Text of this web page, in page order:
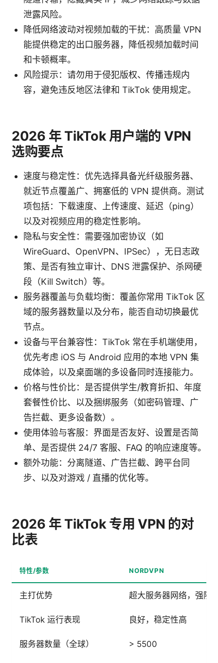
泄露风险。
降低网络波动对视频加载的干扰：高质量 VPN
能提供稳定的出口服务器，降低视频加载时间
和卡顿概率。
风险提示：请勿用于侵犯版权、传播违规内
容，避免违反地区法律和 TikTok 使用规定。
2026 年 TikTok 用户端的 VPN
选购要点
速度与稳定性：优先选择具备光纤级服务器、
就近节点覆盖广、拥塞低的 VPN 提供商。测试
项包括：下载速度、上传速度、延迟（ping）
以及对视频应用的稳定性影响。
隐私与安全性：需要强加密协议（如
WireGuard、OpenVPN、IPSec），无日志政
策、是否有独立审计、DNS 泄露保护、杀网硬
段（Kill Switch）等。
服务器覆盖与负载均衡：覆盖你常用 TikTok 区
域的服务器数量以及分布，能否自动切换最优
节点。
设备与平台兼容性：TikTok 常在手机端使用，
优先考虑 iOS 与 Android 应用的本地 VPN 集
成体验，以及桌面端的多设备同时连接能力。
价格与性价比：是否提供学生/教育折扣、年度
套餐性价比、以及捆绑服务（如密码管理、广
告拦截、更多设备数）。
使用体验与客服：界面是否友好、设置是否简
单、是否提供 24/7 客服、FAQ 的响应速度等。
额外功能：分离隧道、广告拦截、跨平台同
步、以及对游戏 / 直播的优化等。
2026 年 TikTok 专用 VPN 的对
比表
特性/参数 NORDVPN
主打优势 超大服务器网络，强隐
TikTok 运行表现 良好，稳定性高
服务器数量（全球） > 5500